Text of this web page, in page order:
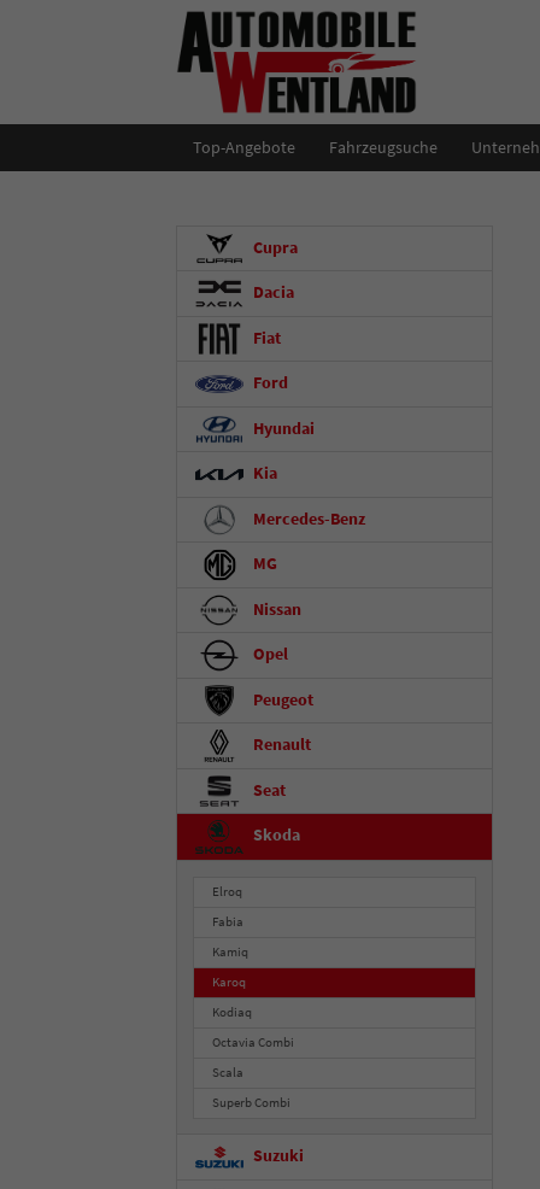
Top-Angebote Fahrzeugsuche
Cupra
Dacia
Fiat
Ford
Hyundai
Kia
Mercedes-Benz
MG
Nissan
Opel
Peugeot
Renault
Seat
Skoda
Elroq
Fabia
Kamiq
Karoq
Kodiaq
Octavia Combi
Scala
Superb Combi
Suzuki